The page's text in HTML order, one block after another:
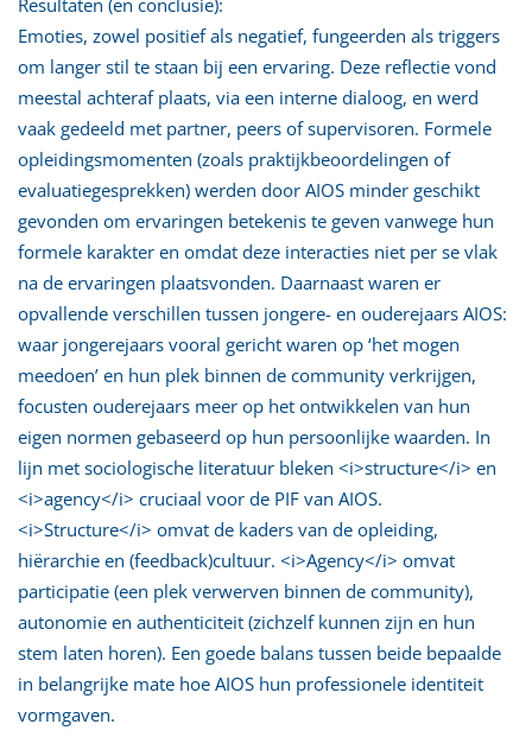
Emoties, zowel positief als negatief, fungeerden als triggers
om langer stil te staan bij een ervaring. Deze reflectie vond
meestal achteraf plaats, via een interne dialoog, en werd
vaak gedeeld met partner, peers of supervisoren. Formele
opleidingsmomenten (zoals praktijkbeoordelingen of
evaluatiegesprekken) werden door AIOS minder geschikt
gevonden om ervaringen betekenis te geven vanwege hun
formele karakter en omdat deze interacties niet per se vlak
na de ervaringen plaatsvonden. Daarnaast waren er
opvallende verschillen tussen jongere- en ouderejaars AIOS:
waar jongerejaars vooral gericht waren op ‘het mogen
meedoen’ en hun plek binnen de community verkrijgen,
focusten ouderejaars meer op het ontwikkelen van hun
eigen normen gebaseerd op hun persoonlijke waarden. In
lijn met sociologische literatuur bleken <i>structure</i> en
<i>agency</i> cruciaal voor de PIF van AIOS.
<i>Structure</i> omvat de kaders van de opleiding,
hiërarchie en (feedback)cultuur. <i>Agency</i> omvat
participatie (een plek verwerven binnen de community),
autonomie en authenticiteit (zichzelf kunnen zijn en hun
stem laten horen). Een goede balans tussen beide bepaalde
in belangrijke mate hoe AIOS hun professionele identiteit
vormgaven.